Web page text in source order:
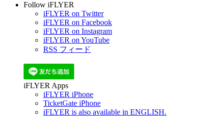
Follow iFLYER
iFLYER on Twitter
iFLYER on Facebook
iFLYER on Instagram
iFLYER on YouTube
RSS フィード
iFLYER Apps
iFLYER iPhone
TicketGate iPhone
iFLYER is also available in ENGLISH.